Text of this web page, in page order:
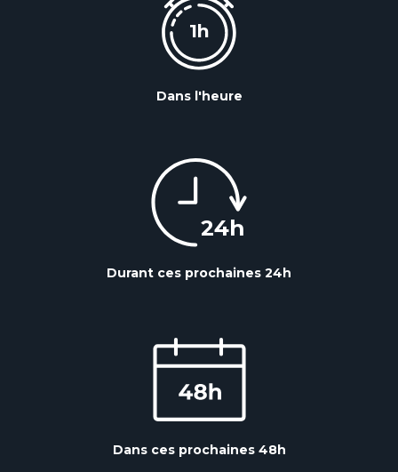
Dans l'heure
Durant ces prochaines 24h
Dans ces prochaines 48h